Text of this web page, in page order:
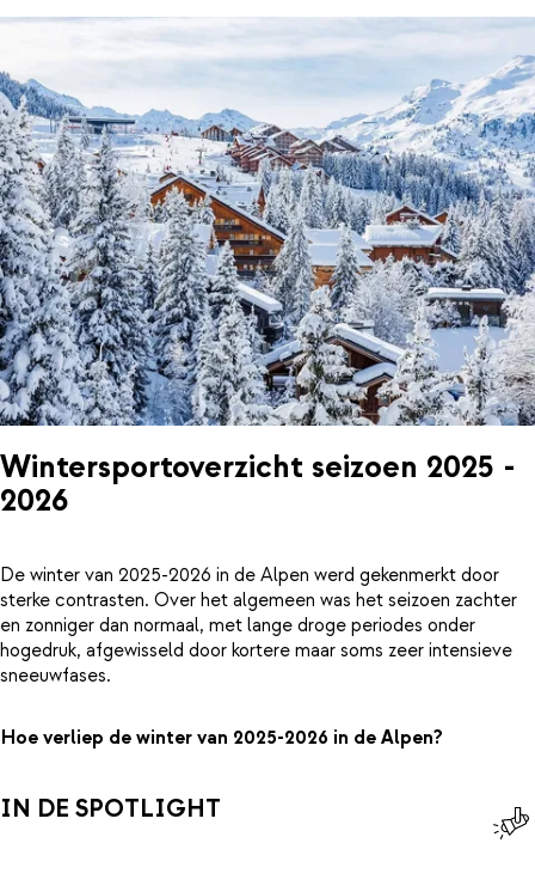
Wintersportoverzicht seizoen 2025 -
2026
De winter van 2025-2026 in de Alpen werd gekenmerkt door
sterke contrasten. Over het algemeen was het seizoen zachter
en zonniger dan normaal, met lange droge periodes onder
hogedruk, afgewisseld door kortere maar soms zeer intensieve
sneeuwfases.
Hoe verliep de winter van 2025-2026 in de Alpen?
IN DE SPOTLIGHT